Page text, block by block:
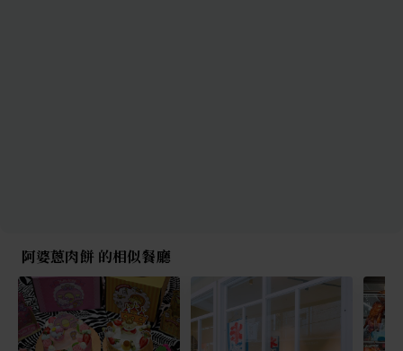
阿婆蔥肉餅 的相似餐廳